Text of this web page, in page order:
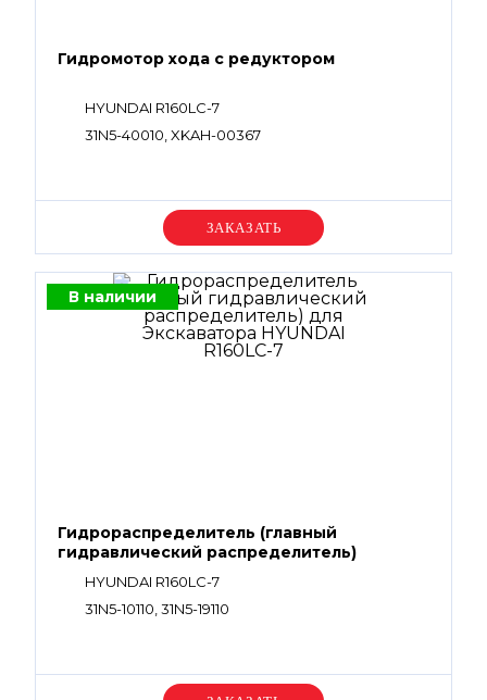
Гидромотор хода с редуктором
HYUNDAI R160LC-7
31N5-40010, XKAH-00367
Уточняйте цену
В наличии
Гидрораспределитель (главный
гидравлический распределитель)
HYUNDAI R160LC-7
31N5-10110, 31N5-19110